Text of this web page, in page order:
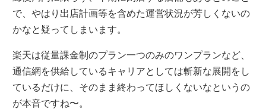
で、やはり出店計画等を含めた運営状況が芳しくないの
かなと疑ってしまいます。
楽天は従量課金制のプラン一つのみのワンプランなど、
通信網を供給しているキャリアとしては斬新な展開をし
ているだけに、そのまま終わってほしくないなというの
が本音ですね〜。